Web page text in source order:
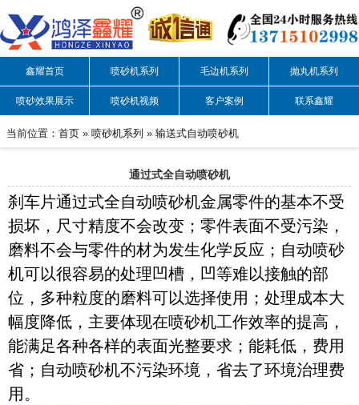
鑫耀首页 喷砂机系列 毛边机系列 抛丸机系列
喷砂效果展示 喷砂机视频 客户案例 联系鑫耀
当前位置： 首页 » 喷砂机系列 » 输送式自动喷砂机
通过式全自动喷砂机
刹车片通过式全自动喷砂机金属零件的基本不受
损坏，尺寸精度不会改变；零件表面不受污染，
磨料不会与零件的材为发生化学反应；自动喷砂
机可以很容易的处理凹槽，凹等难以接触的部
位，多种粒度的磨料可以选择使用；处理成本大
幅度降低，主要体现在喷砂机工作效率的提高，
能满足各种各样的表面光整要求；能耗低，费用
省；自动喷砂机不污染环境，省去了环境治理费
用。